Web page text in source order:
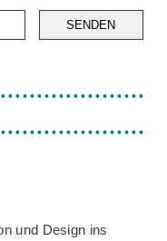
SENDEN
und Design ins